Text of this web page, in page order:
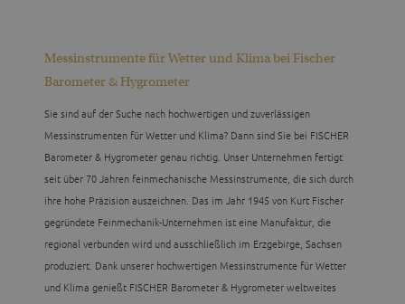
Messinstrumente für Wetter und Klima bei Fischer
Barometer & Hygrometer
Sie sind auf der Suche nach hochwertigen und zuverlässigen
Messinstrumenten für Wetter und Klima? Dann sind Sie bei FISCHER
Barometer & Hygrometer genau richtig. Unser Unternehmen fertigt
seit über 70 Jahren feinmechanische Messinstrumente, die sich durch
ihre hohe Präzision auszeichnen. Das im Jahr 1945 von Kurt Fischer
gegründete Feinmechanik-Unternehmen ist eine Manufaktur, die
regional verbunden wird und ausschließlich im Erzgebirge, Sachsen
produziert. Dank unserer hochwertigen Messinstrumente für Wetter
und Klima genießt FISCHER Barometer & Hygrometer weltweites